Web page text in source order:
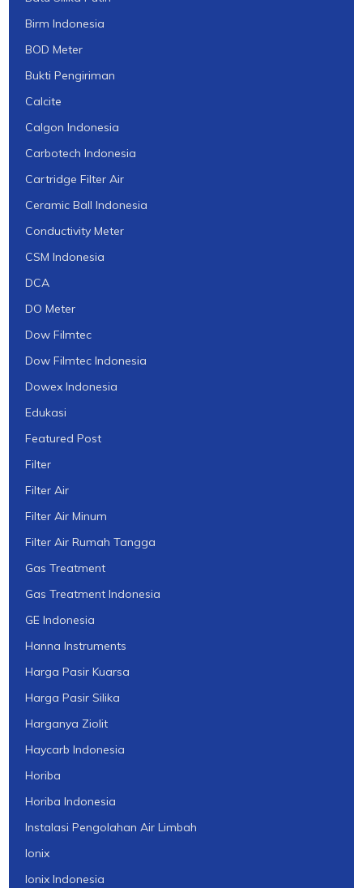
Birm Indonesia
BOD Meter
Bukti Pengiriman
Calcite
Calgon Indonesia
Carbotech Indonesia
Cartridge Filter Air
Ceramic Ball Indonesia
Conductivity Meter
CSM Indonesia
DCA
DO Meter
Dow Filmtec
Dow Filmtec Indonesia
Dowex Indonesia
Edukasi
Featured Post
Filter
Filter Air
Filter Air Minum
Filter Air Rumah Tangga
Gas Treatment
Gas Treatment Indonesia
GE Indonesia
Hanna Instruments
Harga Pasir Kuarsa
Harga Pasir Silika
Harganya Ziolit
Haycarb Indonesia
Horiba
Horiba Indonesia
Instalasi Pengolahan Air Limbah
Ionix
Ionix Indonesia